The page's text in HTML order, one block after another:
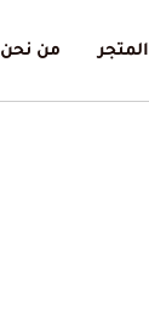
المتجر من نحن